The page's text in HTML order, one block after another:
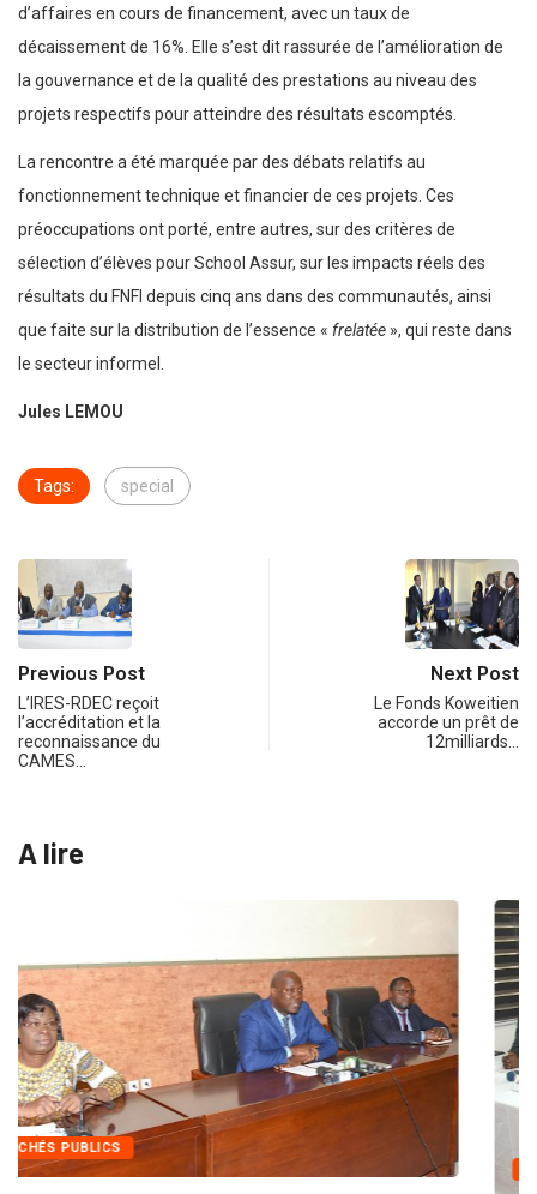
d’affaires en cours de financement, avec un taux de
décaissement de 16%. Elle s’est dit rassurée de l’amélioration de
la gouvernance et de la qualité des prestations au niveau des
projets respectifs pour atteindre des résultats escomptés.
La rencontre a été marquée par des débats relatifs au
fonctionnement technique et financier de ces projets. Ces
préoccupations ont porté, entre autres, sur des critères de
sélection d’élèves pour School Assur, sur les impacts réels des
résultats du FNFI depuis cinq ans dans des communautés, ainsi
que faite sur la distribution de l’essence « frelatée », qui reste dans
le secteur informel.
Jules LEMOU
Tags: special
Previous Post
L’IRES-RDEC reçoit
l’accréditation et la
reconnaissance du
CAMES…
Next Post
Le Fonds Koweitien
accorde un prêt de
12milliards…
A lire